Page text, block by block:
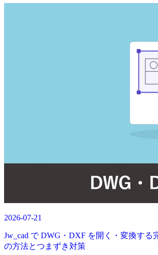
2026-07-21
Jw_cad で DWG・DXF を開く・変換する
の方法とつまずき対策